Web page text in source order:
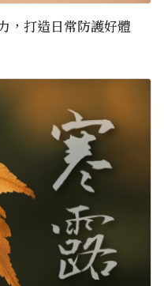
，打造日常防護好體